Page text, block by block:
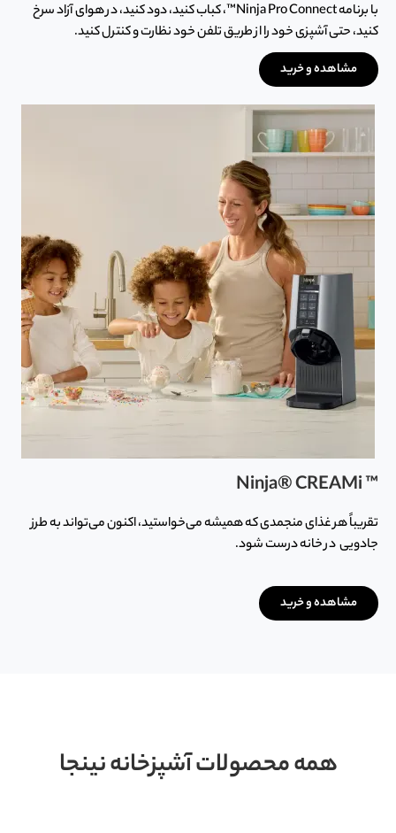
با برنامه Ninja Pro Connect™، کباب کنید، دود کنید، در هوای آزاد سرخ
کنید، حتی آشپزی خود را از طریق تلفن خود نظارت و کنترل کنید.
مشاهده و خرید
™ Ninja® CREAMi
تقریباً هر غذای منجمدی که همیشه می‌خواستید، اکنون می‌تواند به طرز
جادویی در خانه درست شود.
مشاهده و خرید
همه محصولات آشپزخانه نینجا